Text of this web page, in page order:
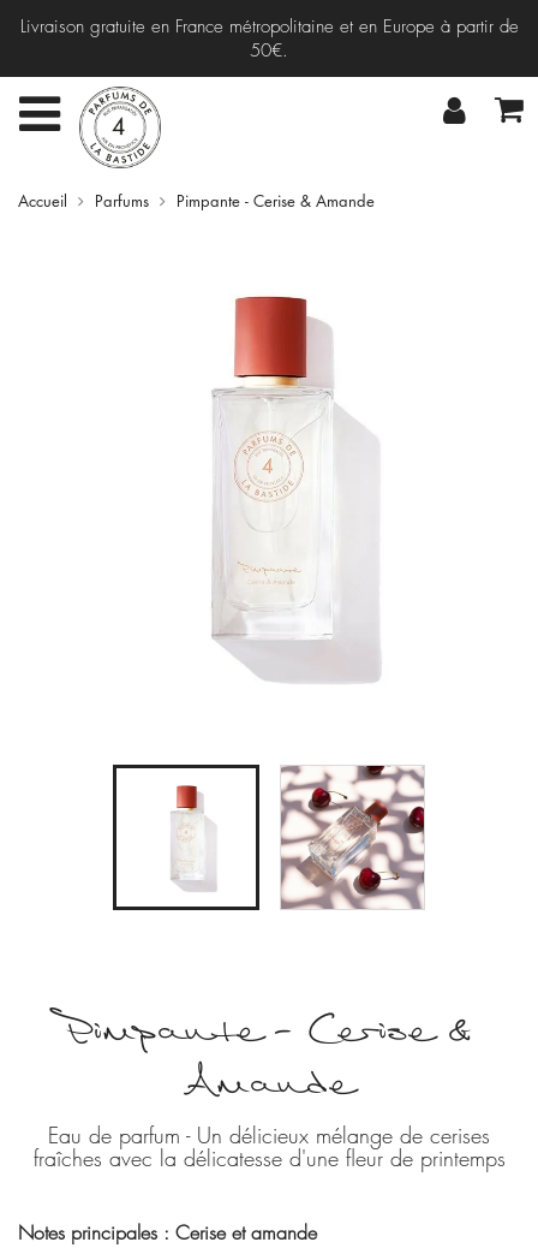
Livraison gratuite en France métropolitaine et en Europe à partir de
50€.
Accueil Parfums Pimpante - Cerise & Amande
Pimpante - Cerise &
Amande
Eau de parfum - Un délicieux mélange de cerises
fraîches avec la délicatesse d'une fleur de printemps
Notes principales : Cerise et amande